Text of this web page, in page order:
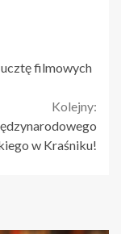
filmowych
Kolejny:
w Kraśniku!